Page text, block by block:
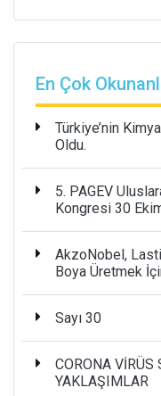
En Çok
Türkiye’nin
Oldu.
5. PAGEV
Kongresi 30
AkzoNobel,
Boya Üretmek
Sayı 30
CORONA VİRÜS
YAKLAŞIMLAR